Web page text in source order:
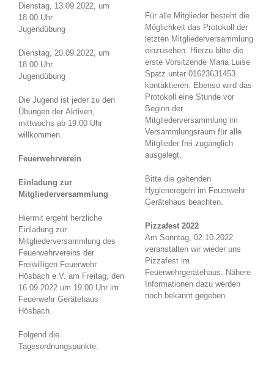
Dienstag, 13.09.2022, um
18.00 Uhr
Jugendübung
Dienstag, 20.09.2022, um
18.00 Uhr
Jugendübung
Die Jugend ist jeder zu den
Übungen der Aktiven,
mittwochs ab 19.00 Uhr
willkommen.
Feuerwehrverein
Einladung zur
Mitgliederversammlung
Hiermit ergeht herzliche
Einladung zur
Mitgliederversammlung des
Feuerwehrvereins der
Freiwilligen Feuerwehr
Hösbach e.V. am Freitag, den
16.09.2022 um 19.00 Uhr im
Feuerwehr Gerätehaus
Hösbach.
Folgend die
Tagesordnungspunkte:
Für alle Mitglieder besteht die
Möglichkeit das Protokoll der
letzten Mitgliederversammlung
einzusehen. Hierzu bitte die
erste Vorsitzende Maria Luise
Spatz unter 01623631453
kontaktieren. Ebenso wird das
Protokoll eine Stunde vor
Beginn der
Mitgliederversammlung im
Versammlungsraum für alle
Mitglieder frei zugänglich
ausgelegt.
Bitte die geltenden
Hygieneregeln im Feuerwehr
Gerätehaus beachten.
Pizzafest 2022
Am Sonntag, 02.10.2022
veranstalten wir wieder uns
Pizzafest im
Feuerwehrgerätehaus. Nähere
Informationen dazu werden
noch bekannt gegeben.